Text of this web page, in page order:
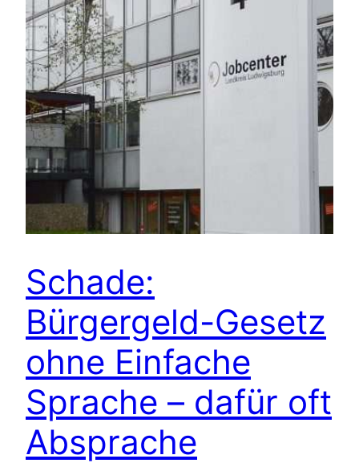
Schade:
Bürgergeld-Gesetz
ohne Einfache
Sprache – dafür oft
Absprache